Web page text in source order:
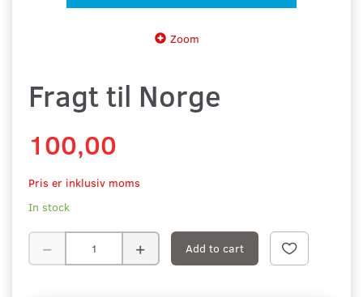
Zoom
Fragt til Norge
100,00
Pris er inklusiv moms
In stock
Add to cart